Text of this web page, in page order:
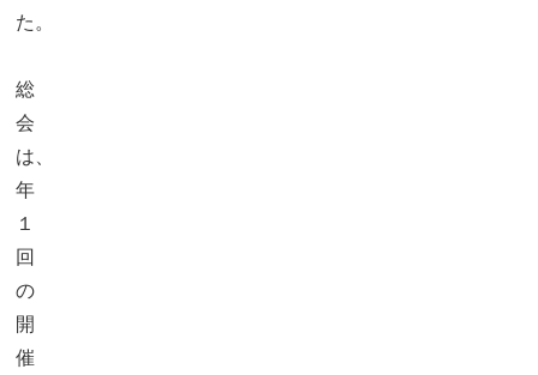
た。
総
会
は、
年
１
回
の
開
催